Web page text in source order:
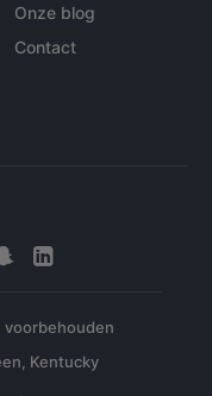
Onze blog
Contact
voorbehouden